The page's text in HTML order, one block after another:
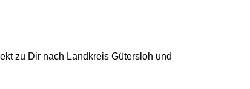
zu Dir nach Landkreis Gütersloh und